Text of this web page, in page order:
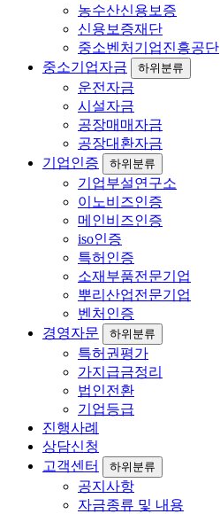
농수산신용보증
신용보증재단
중소벤처기업진흥공단
중소기업자금
하위분류
운전자금
시설자금
공장매매자금
공장대환자금
기업인증
하위분류
기업부설연구소
이노비즈인증
메인비즈인증
iso인증
특허인증
소재부품전문기업
뿌리산업전문기업
벤처인증
경영자문
하위분류
특허권평가
가지급금정리
법인전환
기업등급
진행사례
상담신청
고객센터
하위분류
공지사항
자금종류 및 내용